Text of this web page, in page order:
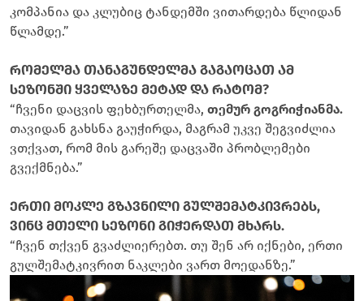
კომპანია და კლუბიც ტანდემში ვითარდება წლიდან
წლამდე.”
რომელმა თანაგუნდელმა გაგაოცათ ამ
სეზონში ყველაზე მეტად და რატომ?
“ჩვენი დაცვის ფეხბურთელმა, თემურ გოგრიჭიანმა.
თავიდან გახსნა გაუჭირდა, მაგრამ უკვე შეგვიძლია
ვთქვათ, რომ მის გარეშე დაცვაში პრობლემები
გვექმნება.”
ერთი მოკლე გზავნილი გულშემატკივრებს,
ვინც მთელი სეზონი გიჭერდათ მხარს.
“ჩვენ თქვენ გვაძლიერებთ. თუ შენ არ იქნები, ერთი
გულშემატკივრით ნაკლები ვართ მოედანზე.”